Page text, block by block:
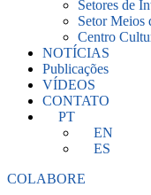
Setores de
Setor Meios
Centro
NOTÍCIAS
Publicações
VÍDEOS
CONTATO
PT
EN
ES
COLABORE